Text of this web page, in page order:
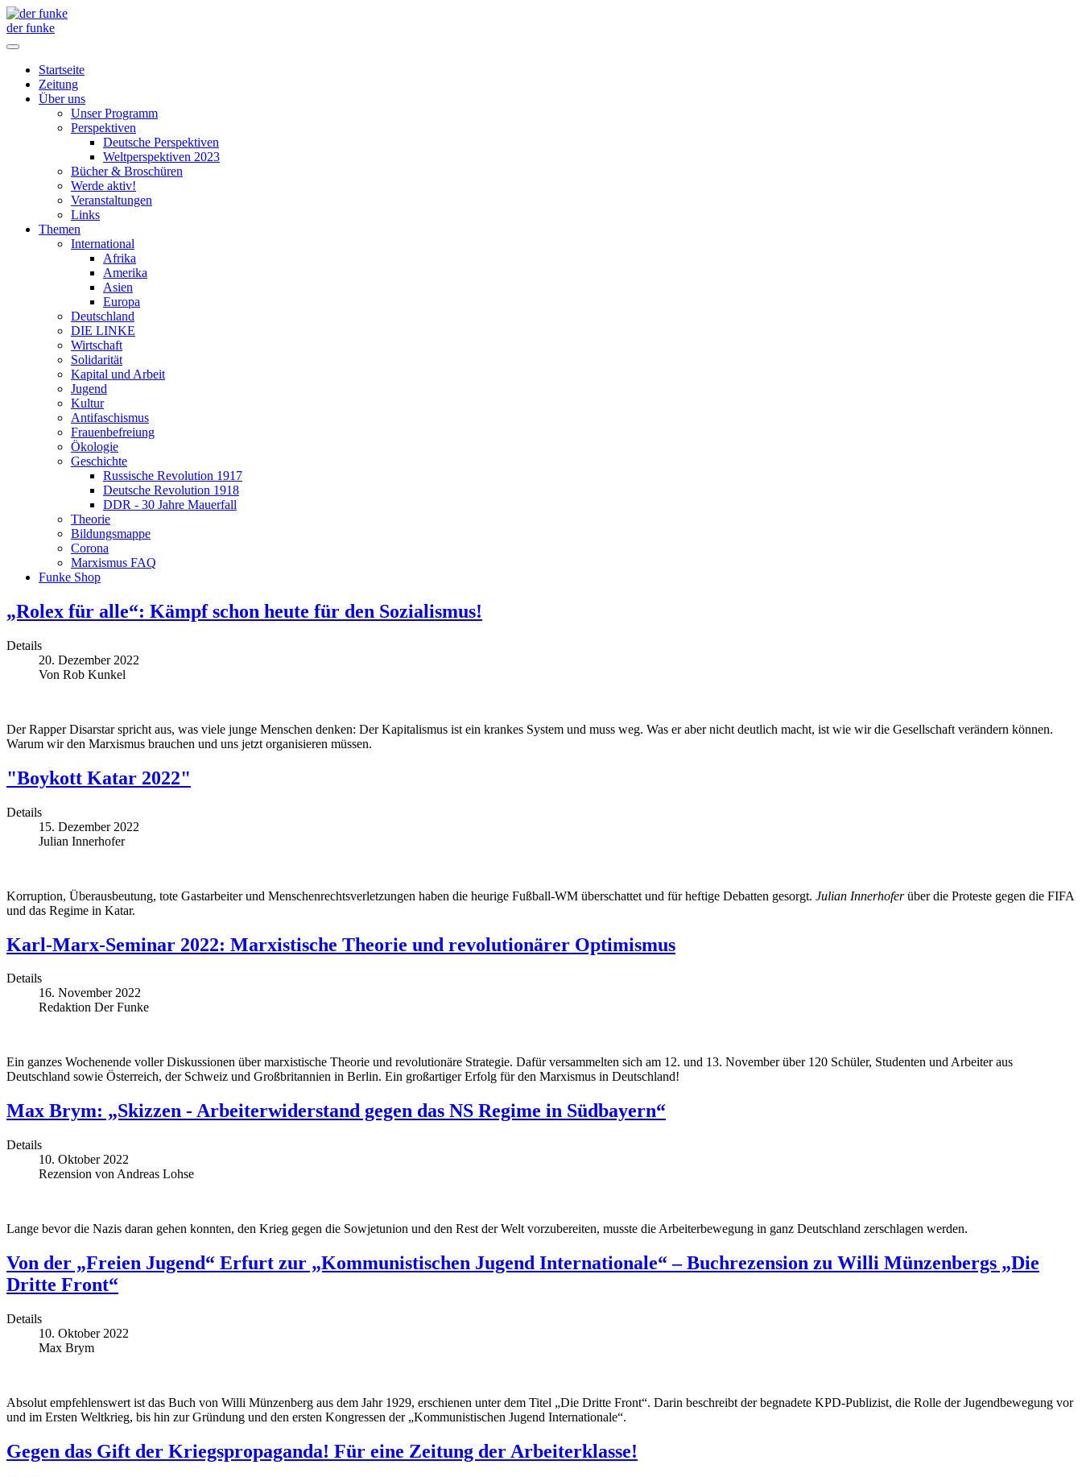
der funke
Startseite
Zeitung
Über uns
Unser Programm
Perspektiven
Deutsche Perspektiven
Weltperspektiven 2023
Bücher & Broschüren
Werde aktiv!
Veranstaltungen
Links
Themen
International
Afrika
Amerika
Asien
Europa
Deutschland
DIE LINKE
Wirtschaft
Solidarität
Kapital und Arbeit
Jugend
Kultur
Antifaschismus
Frauenbefreiung
Ökologie
Geschichte
Russische Revolution 1917
Deutsche Revolution 1918
DDR - 30 Jahre Mauerfall
Theorie
Bildungsmappe
Corona
Marxismus FAQ
Funke Shop
„Rolex für alle“: Kämpf schon heute für den Sozialismus!
Details
20. Dezember 2022
Von Rob Kunkel
Der Rapper Disarstar spricht aus, was viele junge Menschen denken: Der Kapitalismus ist ein krankes System und muss weg. Was er aber nicht deutlich macht, ist wie wir die Gesellschaft verändern können.
Warum wir den Marxismus brauchen und uns jetzt organisieren müssen.
"Boykott Katar 2022"
Details
15. Dezember 2022
Julian Innerhofer
Korruption, Überausbeutung, tote Gastarbeiter und Menschenrechtsverletzungen haben die heurige Fußball-WM überschattet und für heftige Debatten gesorgt. Julian Innerhoferüber die Proteste gegen die FIFA
und das Regime in Katar.
Karl-Marx-Seminar 2022: Marxistische Theorie und revolutionärer Optimismus
Details
16. November 2022
Redaktion Der Funke
Ein ganzes Wochenende voller Diskussionen über marxistische Theorie und revolutionäre Strategie. Dafür versammelten sich am 12. und 13. November über 120 Schüler, Studenten und Arbeiter aus
Deutschland sowie Österreich, der Schweiz und Großbritannien in Berlin. Ein großartiger Erfolg für den Marxismus in Deutschland!
Max Brym: „Skizzen - Arbeiterwiderstand gegen das NS Regime in Südbayern“
Details
10. Oktober 2022
Rezension von Andreas Lohse
Lange bevor die Nazis daran gehen konnten, den Krieg gegen die Sowjetunion und den Rest der Welt vorzubereiten, musste die Arbeiterbewegung in ganz Deutschland zerschlagen werden.
Von der „Freien Jugend“ Erfurt zur „Kommunistischen Jugend Internationale“ – Buchrezension zu Willi Münzenbergs „Die
Dritte Front“
Details
10. Oktober 2022
Max Brym
Absolut empfehlenswert ist das Buch von Willi Münzenberg aus dem Jahr 1929, erschienen unter dem Titel „Die Dritte Front“. Darin beschreibt der begnadete KPD-Publizist, die Rolle der Jugendbewegung vor
und im Ersten Weltkrieg, bis hin zur Gründung und den ersten Kongressen der „Kommunistischen Jugend Internationale“.
Gegen das Gift der Kriegspropaganda! Für eine Zeitung der Arbeiterklasse!